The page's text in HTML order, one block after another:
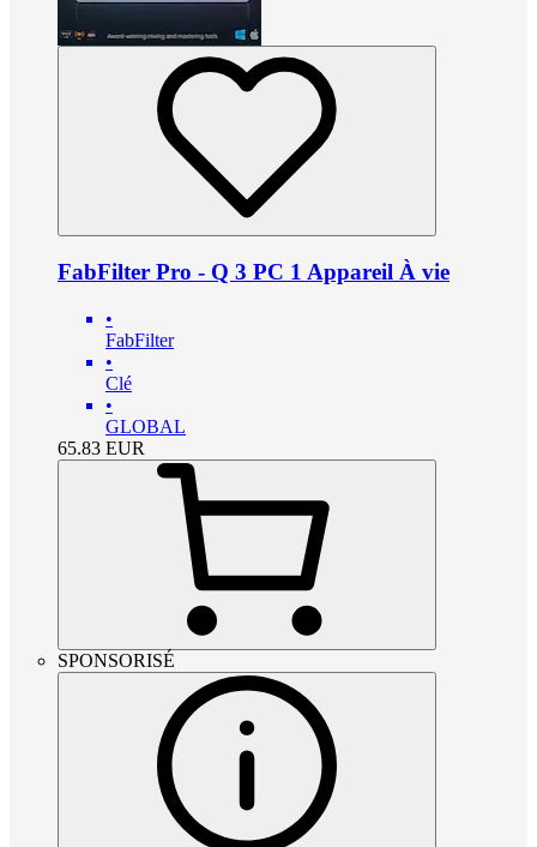
FabFilter Pro - Q 3 PC 1 Appareil À vie
•
FabFilter
•
Clé
•
GLOBAL
65.83 EUR
SPONSORISÉ